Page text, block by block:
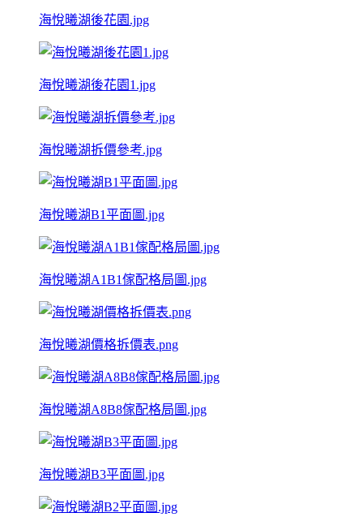
海悅曦湖後花園.jpg
海悅曦湖後花園1.jpg
海悅曦湖拆價參考.jpg
海悅曦湖B1平面圖.jpg
海悅曦湖A1B1傢配格局圖.jpg
海悅曦湖價格拆價表.png
海悅曦湖A8B8傢配格局圖.jpg
海悅曦湖B3平面圖.jpg